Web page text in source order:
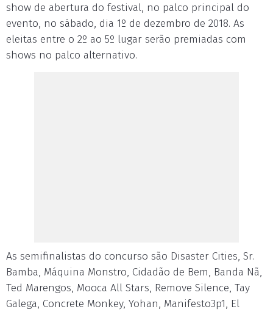
show de abertura do festival, no palco principal do
evento, no sábado, dia 1º de dezembro de 2018. As
eleitas entre o 2º ao 5º lugar serão premiadas com
shows no palco alternativo.
As semifinalistas do concurso são Disaster Cities, Sr.
Bamba, Máquina Monstro, Cidadão de Bem, Banda Nã,
Ted Marengos, Mooca All Stars, Remove Silence, Tay
Galega, Concrete Monkey, Yohan, Manifesto3p1, El